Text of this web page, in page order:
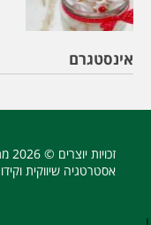
אינסטגרם
זכויות יוצרים © 2026
אסטרטגיה שיווקית